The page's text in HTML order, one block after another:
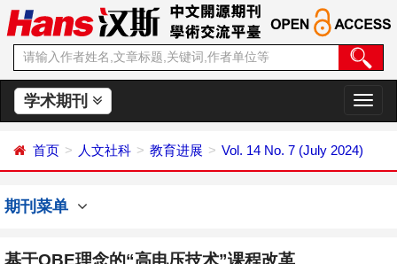
学术期刊
切
换
首页 人文社科 教育进展 Vol. 14 No. 7 (July 2024)
期刊菜单
基于OBE理念的“高电压技术”课程改革